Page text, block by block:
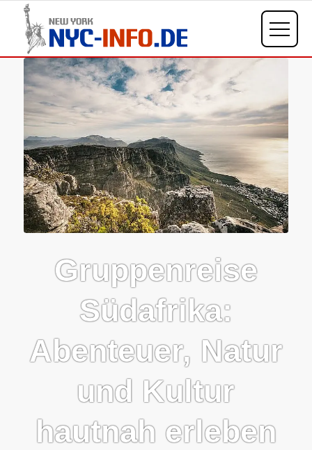
Gruppenreise
Südafrika:
Abenteuer, Natur
und Kultur
hautnah erleben